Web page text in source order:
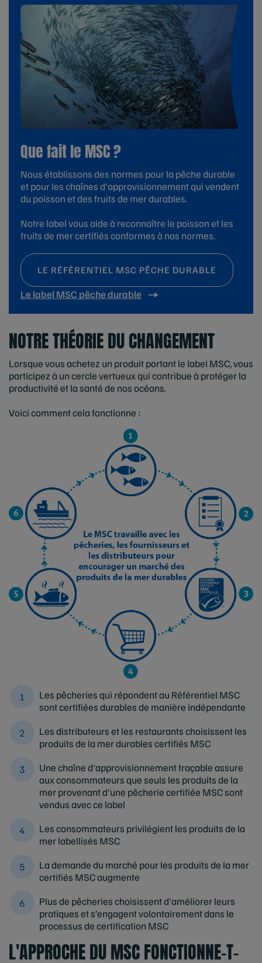
Que fait le MSC ?
Nous établissons des normes pour la pêche durable
et pour les chaînes d'approvisionnement qui vendent
du poisson et des fruits de mer durables.
Notre label vous aide à reconnaître le poisson et les
fruits de mer certifiés conformes à nos normes.
LE RÉFÉRENTIEL MSC PÊCHE DURABLE
Le label MSC pêche durable
NOTRE THÉORIE DU CHANGEMENT
Lorsque vous achetez un produit portant le label MSC, vous
participez à un cercle vertueux qui contribue à protéger la
productivité et la santé de nos océans.
Voici comment cela fonctionne :
Les pêcheries qui répondent au Référentiel MSC
sont certifiées durables de manière indépendante
Les distributeurs et les restaurants choisissent les
produits de la mer durables certifiés MSC
Une chaîne d'approvisionnement traçable assure
aux consommateurs que seuls les produits de la
mer provenant d'une pêcherie certifiée MSC sont
vendus avec ce label
Les consommateurs privilégient les produits de la
mer labellisés MSC
La demande du marché pour les produits de la mer
certifiés MSC augmente
Plus de pêcheries choisissent d'améliorer leurs
pratiques et s’engagent volontairement dans le
processus de certification MSC
L'APPROCHE DU MSC FONCTIONNE-T-